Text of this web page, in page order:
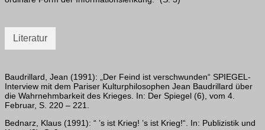
Literatur
Baudrillard, Jean (1991): „Der Feind ist verschwunden“ SPIEGEL-
Interview mit dem Pariser Kulturphilosophen Jean Baudrillard über
die Wahrnehmbarkeit des Krieges. In: Der Spiegel (6), vom 4.
Februar, S. 220 – 221.
Bednarz, Klaus (1991): “ ’s ist Krieg! ’s ist Krieg!“. In: Publizistik und